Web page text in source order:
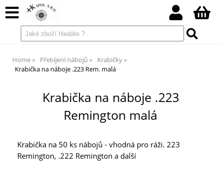
Home Přebíjení nábojů
Krabičky
Krabička na náboje .223 Rem. malá
Krabička na náboje .223
Remington malá
Krabička na 50 ks nábojů - vhodná pro ráži. 223
Remington, .222 Remington a další